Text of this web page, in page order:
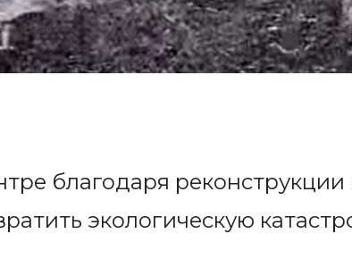
благодаря
экологическую